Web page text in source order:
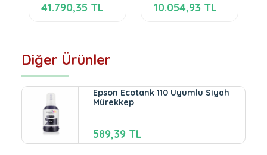
41.790,35 TL
HDX 350ml
10.054,93 TL
Diğer Ürünler
Epson Ecotank 110 Uyumlu Siyah
Mürekkep
589,39 TL